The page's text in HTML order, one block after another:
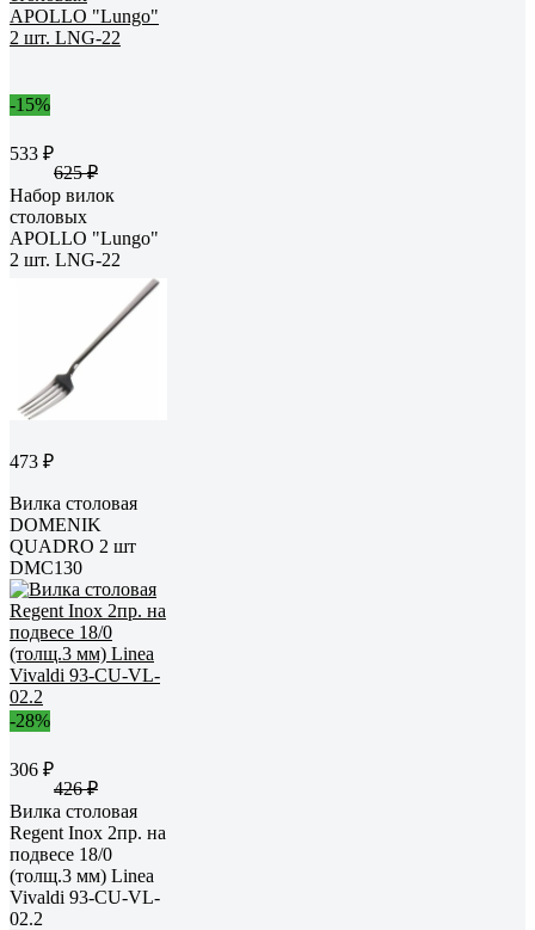
-15%
533 ₽
625 ₽
Набор вилок
столовых
APOLLO "Lungo"
2 шт. LNG-22
473 ₽
Вилка столовая
DOMENIK
QUADRO 2 шт
DMC130
-28%
306 ₽
426 ₽
Вилка столовая
Regent Inox 2пр. на
подвесе 18/0
(толщ.3 мм) Linea
Vivaldi 93-CU-VL-
02.2